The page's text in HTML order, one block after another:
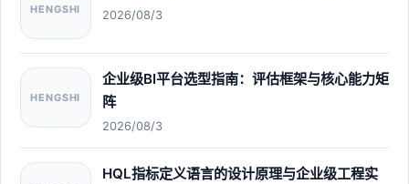
HENGSHI 2026/08/3
HENGSHI
企业级BI平台选型指南：评估框架与核心能力矩
阵
2026/08/3
HQL指标定义语言的设计原理与企业级工程实